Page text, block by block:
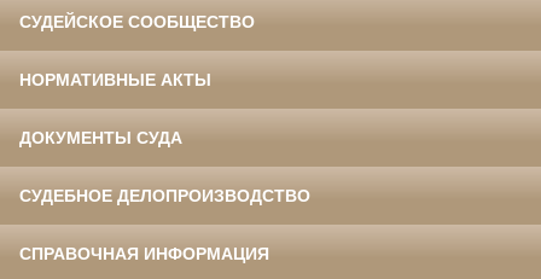
СУДЕЙСКОЕ СООБЩЕСТВО
НОРМАТИВНЫЕ АКТЫ
ДОКУМЕНТЫ СУДА
СУДЕБНОЕ ДЕЛОПРОИЗВОДСТВО
СПРАВОЧНАЯ ИНФОРМАЦИЯ